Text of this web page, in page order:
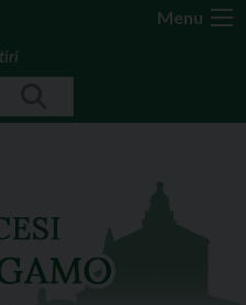
Menu